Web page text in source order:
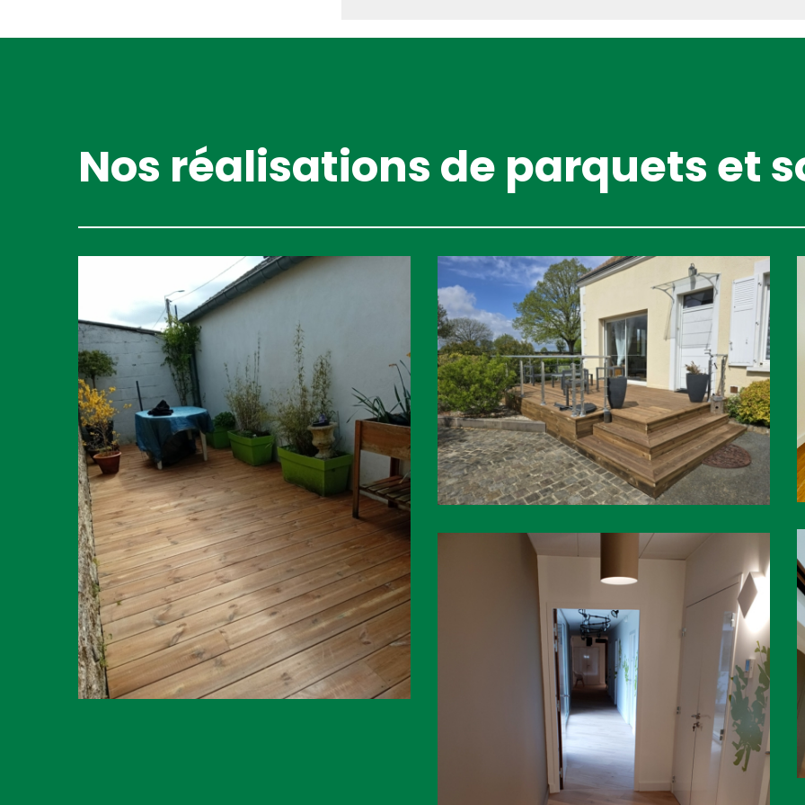
Nos réalisations de parquets et
Terrasse bois en pin traité autoclave